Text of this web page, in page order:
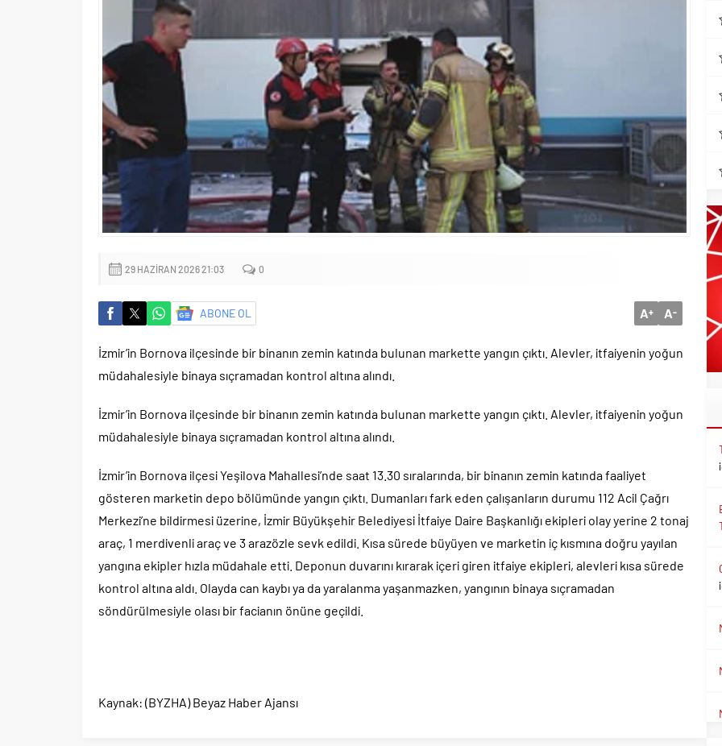
29 HAZIRAN 2026 21:03 0
ABONE OL A+ A-
İzmir’in Bornova ilçesinde bir binanın zemin katında bulunan markette yangın çıktı. Alevler, itfaiyenin yoğun
müdahalesiyle binaya sıçramadan kontrol altına alındı.
İzmir’in Bornova ilçesinde bir binanın zemin katında bulunan markette yangın çıktı. Alevler, itfaiyenin yoğun
müdahalesiyle binaya sıçramadan kontrol altına alındı.
İzmir’in Bornova ilçesi Yeşilova Mahallesi’nde saat 13.30 sıralarında, bir binanın zemin katında faaliyet
gösteren marketin depo bölümünde yangın çıktı. Dumanları fark eden çalışanların durumu 112 Acil Çağrı
Merkezi’ne bildirmesi üzerine, İzmir Büyükşehir Belediyesi İtfaiye Daire Başkanlığı ekipleri olay yerine 2 tonaj
araç, 1 merdivenli araç ve 3 arazözle sevk edildi. Kısa sürede büyüyen ve marketin iç kısmına doğru yayılan
yangına ekipler hızla müdahale etti. Deponun duvarını kırarak içeri giren itfaiye ekipleri, alevleri kısa sürede
kontrol altına aldı. Olayda can kaybı ya da yaralanma yaşanmazken, yangının binaya sıçramadan
söndürülmesiyle olası bir facianın önüne geçildi.
Kaynak: (BYZHA) Beyaz Haber Ajansı